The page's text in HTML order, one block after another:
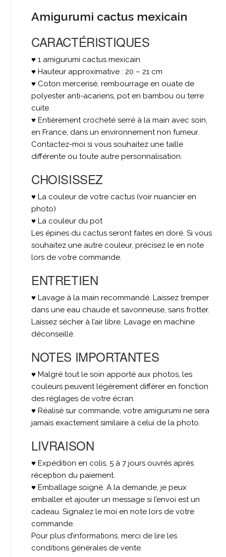
Amigurumi cactus mexicain
CARACTÉRISTIQUES
♥ 1 amigurumi cactus mexicain
♥ Hauteur approximative : 20 – 21 cm
♥ Coton mercerisé, rembourrage en ouate de
polyester anti-acariens, pot en bambou ou terre
cuite.
♥ Entièrement crocheté serré à la main avec soin,
en France, dans un environnement non fumeur.
Contactez-moi si vous souhaitez une taille
différente ou toute autre personnalisation.
CHOISISSEZ
♥ La couleur de votre cactus (voir nuancier en
photo)
♥ La couleur du pot
Les épines du cactus seront faites en doré. Si vous
souhaitez une autre couleur, précisez le en note
lors de votre commande.
ENTRETIEN
♥ Lavage à la main recommandé. Laissez tremper
dans une eau chaude et savonneuse, sans frotter.
Laissez sécher à l’air libre. Lavage en machine
déconseillé.
NOTES IMPORTANTES
♥ Malgré tout le soin apporté aux photos, les
couleurs peuvent légèrement différer en fonction
des réglages de votre écran.
♥ Réalisé sur commande, votre amigurumi ne sera
jamais exactement similaire à celui de la photo.
LIVRAISON
♥ Expédition en colis, 5 à 7 jours ouvrés après
réception du paiement.
♥ Emballage soigné. A la demande, je peux
emballer et ajouter un message si l’envoi est un
cadeau. Signalez le moi en note lors de votre
commande.
Pour plus d’informations, merci de lire les
conditions générales de vente.